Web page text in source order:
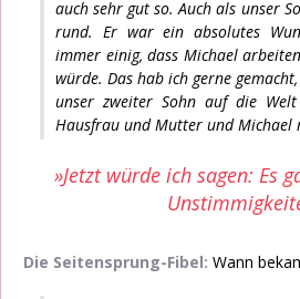
auch sehr gut so. Auch als unser
rund. Er war ein absolutes
immer einig, dass Michael
würde. Das hab ich gerne
unser zweiter Sohn auf die
Hausfrau und Mutter und Michael
»Jetzt würde ich sagen: Es
Die Seitensprung-Fibel: Wann